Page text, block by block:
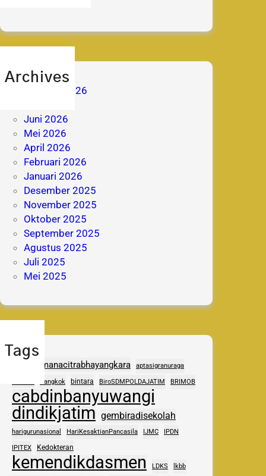
Archives
Agustus 2026
Juni 2026
Mei 2026
April 2026
Februari 2026
Januari 2026
Desember 2025
November 2025
Oktober 2025
September 2025
Agustus 2025
Juli 2025
Mei 2025
Tags
adhipramanacitrabhayangkara aptasigranuraga
Bangkok bintara BiroSDMPOLDAJATIM BRIMOB
cabdinbanyuwangi
dindikjatim gembiradisekolah
harigurunasional HariKesaktianPancasila IJMC IPDN
IPITEX Kedokteran
kemendikdasmen LDKS lkbb